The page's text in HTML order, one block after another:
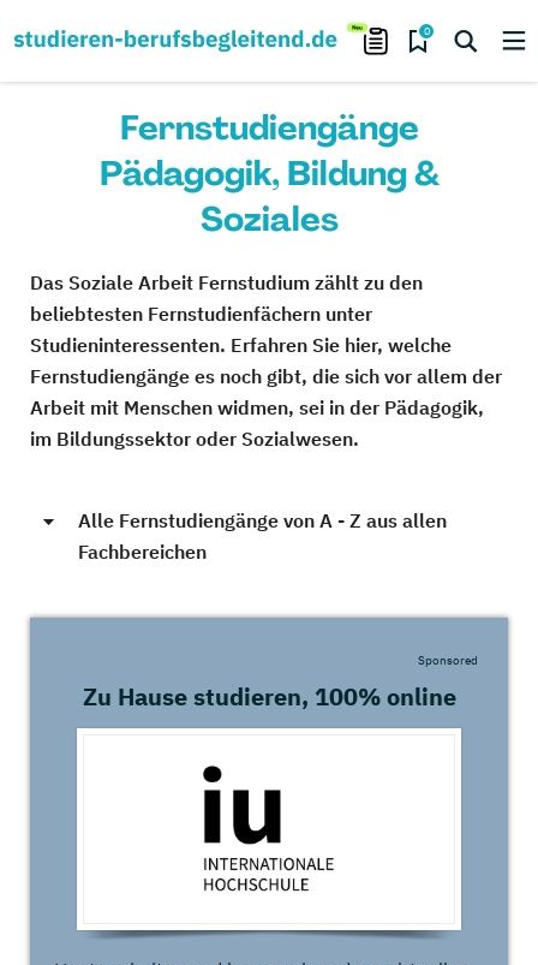
0
Fernstudiengänge
Pädagogik, Bildung &
Soziales
Das Soziale Arbeit Fernstudium zählt zu den
beliebtesten Fernstudienfächern unter
Studieninteressenten. Erfahren Sie hier, welche
Fernstudiengänge es noch gibt, die sich vor allem der
Arbeit mit Menschen widmen, sei in der Pädagogik,
im Bildungssektor oder Sozialwesen.
Alle Fernstudiengänge von A - Z aus allen
Fachbereichen
Zu Hause studieren, 100% online
Sponsored